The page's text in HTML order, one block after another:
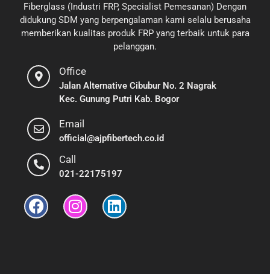
Fiberglass (Industri FRP, Specialist Pemesanan) Dengan
didukung SDM yang berpengalaman kami selalu berusaha
memberikan kualitas produk FRP yang terbaik untuk para
pelanggan.
Office
Jalan Alternative Cibubur No. 2 Nagrak
Kec. Gunung Putri Kab. Bogor
Email
official@ajpfibertech.co.id
Call
021-22175197